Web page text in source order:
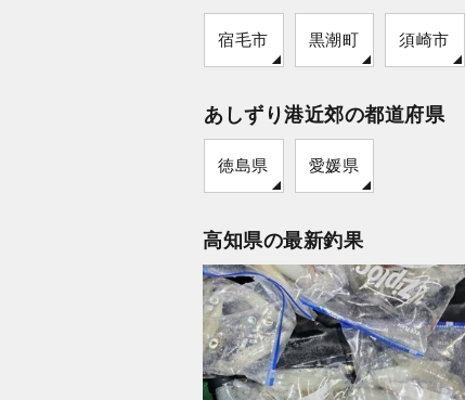
宿毛市 黒潮町 須崎市
あしずり港近郊の都道府県
徳島県 愛媛県
高知県の最新釣果